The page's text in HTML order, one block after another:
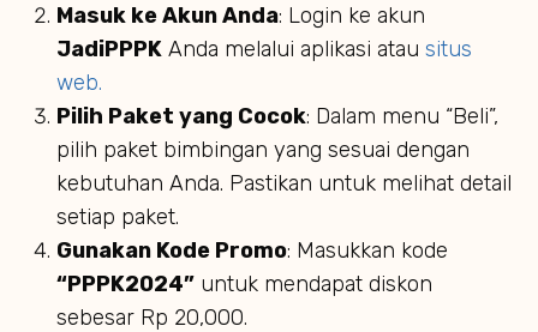
Masuk ke Akun Anda: Login ke akun
JadiPPPK Anda melalui aplikasi atau situs
web.
Pilih Paket yang Cocok: Dalam menu “Beli”,
pilih paket bimbingan yang sesuai dengan
kebutuhan Anda. Pastikan untuk melihat detail
setiap paket.
Gunakan Kode Promo: Masukkan kode
“PPPK2024” untuk mendapat diskon
sebesar Rp 20,000.